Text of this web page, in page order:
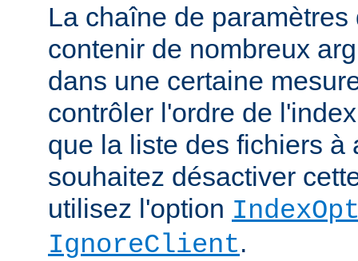
La chaîne de
contenir de nombreux
dans une certaine
contrôler l'ordre de
que la liste des fichiers à
souhaitez désactiver
utilisez l'option
IgnoreClient.